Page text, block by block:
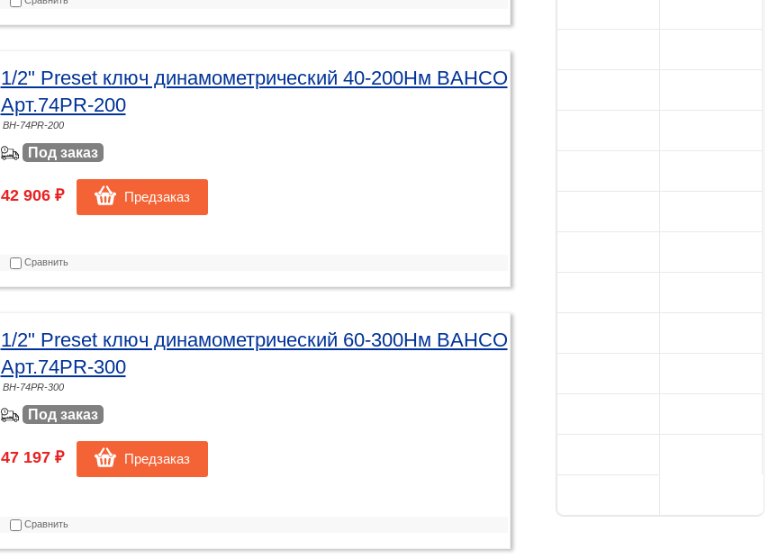
1/2" Preset ключ динамометрический 40-200Нм BAHCO
Арт.74PR-200
BH-74PR-200
Под заказ
42 906 ₽ Предзаказ
Сравнить
1/2" Preset ключ динамометрический 60-300Нм BAHCO
Арт.74PR-300
BH-74PR-300
Под заказ
47 197 ₽ Предзаказ
Сравнить